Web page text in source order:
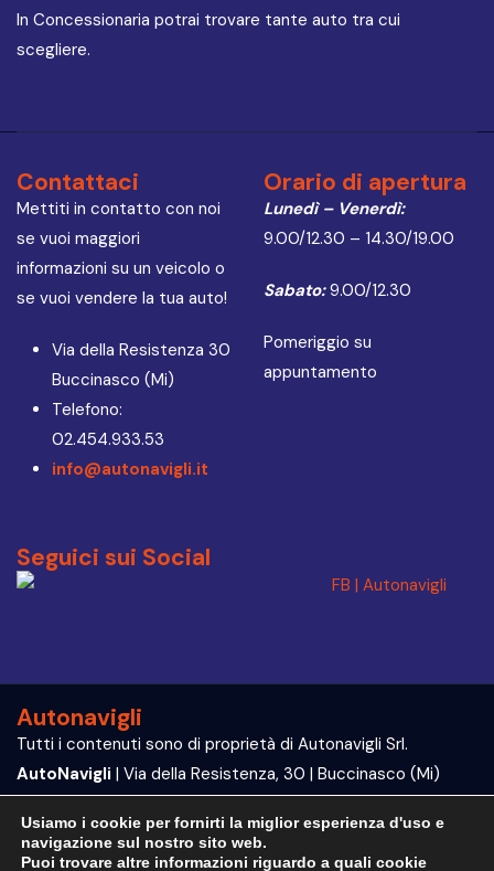
In Concessionaria potrai trovare tante auto tra cui
scegliere.
Contattaci
Mettiti in contatto con noi
se vuoi maggiori
informazioni su un veicolo o
se vuoi vendere la tua auto!
Via della Resistenza 30
Buccinasco (Mi)
Telefono:
02.454.933.53
info@autonavigli.it
Orario di apertura
Lunedì – Venerdì:
9.00/12.30 – 14.30/19.00
Sabato:9.00/12.30
Pomeriggio su
appuntamento
Seguici sui Social
Autonavigli
Tutti i contenuti sono di proprietà di Autonavigli Srl.
AutoNavigli | Via della Resistenza, 30 | Buccinasco (Mi)
P.IVA e C.F. 09564070960
Trattamento dei dati | Privacy Policy
Usiamo i cookie per fornirti la miglior esperienza d'uso e
navigazione sul nostro sito web.
Puoi trovare altre informazioni riguardo a quali cookie